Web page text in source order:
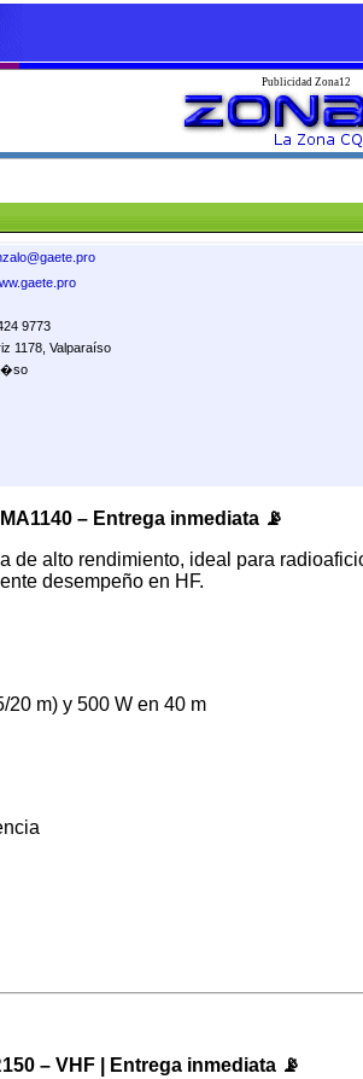
Publicidad Zona12
9773
1178, Valparaíso
– Entrega inmediata 📡
de alto rendimiento, ideal para
desempeño en HF.
20 m) y 500 W en 40 m
– VHF | Entrega inmediata 📡